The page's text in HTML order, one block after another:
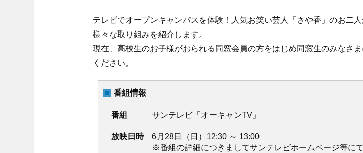
テレビでオープンキャンパスを体験！人気お笑い芸人「さや香」のお二
様々な取り組みを紹介します。
現在、高校生のお子様がおられる同窓会員の方をはじめ同窓生のみなさ
ください。
番組情報
番組 サンテレビ「オーキャンTV」
放映日時
6月28日（日）12:30 ～ 13:00
※番組の詳細につきましてサンテレビホームページ等に